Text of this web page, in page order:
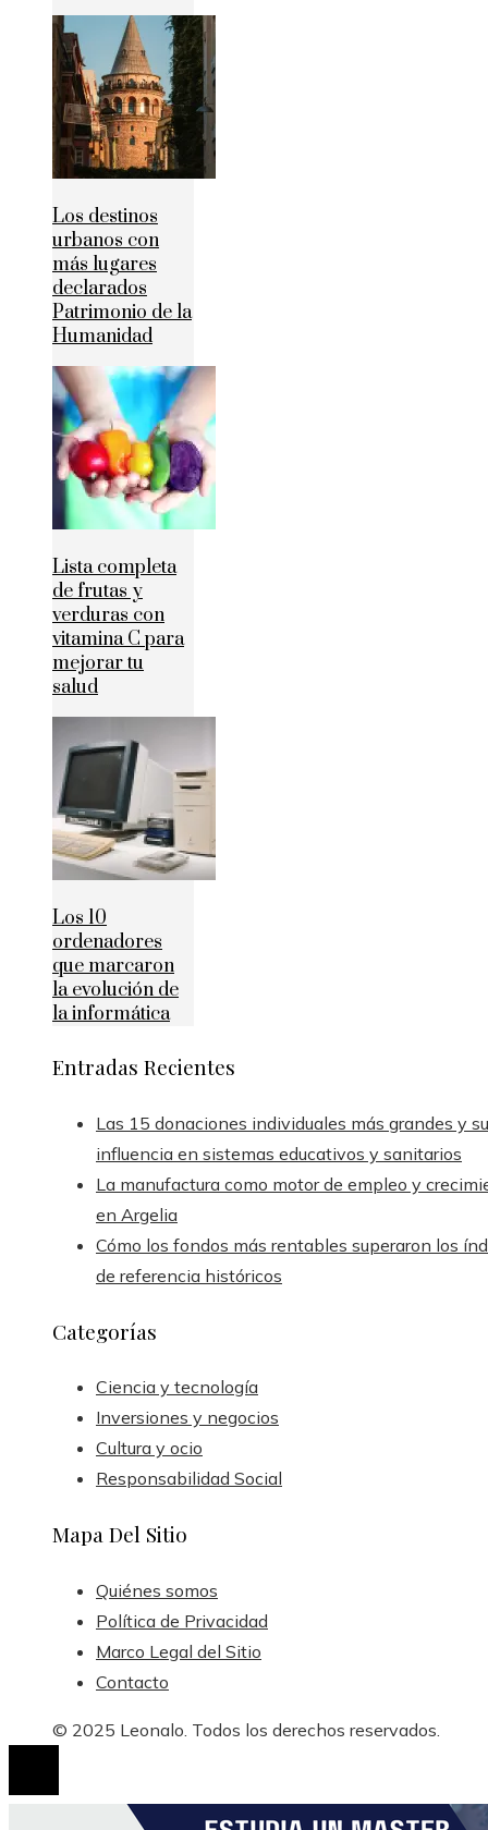
Los destinos
urbanos con
más lugares
declarados
Patrimonio de la
Humanidad
Lista completa
de frutas y
verduras con
vitamina C para
mejorar tu
salud
Los 10
ordenadores
que marcaron
la evolución de
la informática
Entradas Recientes
Las 15 donaciones individuales más grandes y su
influencia en sistemas educativos y sanitarios
La manufactura como motor de empleo y
en Argelia
Cómo los fondos más rentables superaron los
de referencia históricos
Categorías
Ciencia y tecnología
Inversiones y negocios
Cultura y ocio
Responsabilidad Social
Mapa Del Sitio
Quiénes somos
Política de Privacidad
Marco Legal del Sitio
Contacto
© 2025 Leonalo. Todos los derechos reservados.